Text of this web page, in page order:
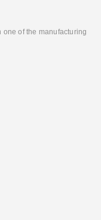
of the manufacturing